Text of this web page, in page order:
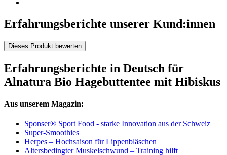
Erfahrungsberichte unserer Kund:innen
Dieses Produkt bewerten
Erfahrungsberichte in Deutsch für
Alnatura Bio Hagebuttentee mit Hibiskus
Aus unserem Magazin:
Sponser® Sport Food - starke Innovation aus der Schweiz
Super-Smoothies
Herpes – Hochsaison für Lippenbläschen
Altersbedingter Muskelschwund – Training hilft